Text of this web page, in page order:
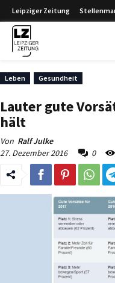
Leipziger Zeitung
Leben Gesundheit
Lauter gute
hält
Von Ralf Julke
27. Dezember 2016
0